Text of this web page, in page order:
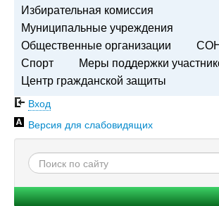
Избирательная комиссия
Муниципальные учреждения
Общественные организации
Спорт
Меры поддержки
Центр гражданской защиты
Вход
Версия для слабовидящих